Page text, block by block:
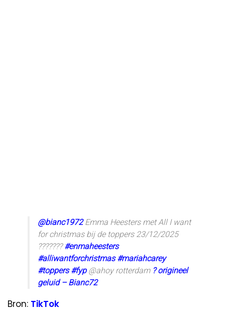
@bianc1972Emma Heesters met All I want
for christmas bij de toppers 23/12/2025
???????#enmaheesters
#alliwantforchristmas #mariahcarey
#toppers #fyp@ahoy rotterdam ? origineel
geluid – Bianc72
Bron: TikTok